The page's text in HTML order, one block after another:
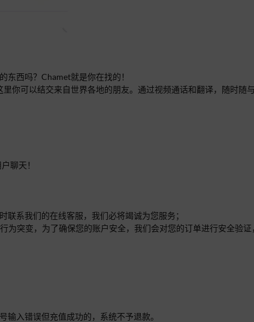
东西吗？Chamet就是你在找的！
你可以结交来自世界各地的朋友。通过视频通话和翻译，随时随
聊天！
系我们的在线客服，我们必将竭诚为您服务；
为突变，为了确保您的账户安全，我们会对您的订单进行安全验
入错误但充值成功的，系统不予退款。